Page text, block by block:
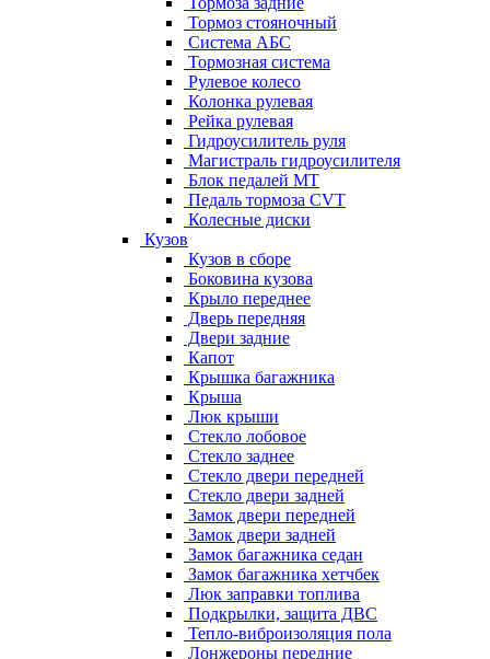
Тормоз стояночный
Система АБС
Тормозная система
Рулевое колесо
Колонка рулевая
Рейка рулевая
Гидроусилитель руля
Магистраль гидроусилителя
Блок педалей МТ
Педаль тормоза CVT
Колесные диски
Кузов
Кузов в сборе
Боковина кузова
Крыло переднее
Дверь передняя
Двери задние
Капот
Крышка багажника
Крыша
Люк крыши
Стекло лобовое
Стекло заднее
Стекло двери передней
Стекло двери задней
Замок двери передней
Замок двери задней
Замок багажника седан
Замок багажника хетчбек
Люк заправки топлива
Подкрылки, защита ДВС
Тепло-виброизоляция пола
Лонжероны передние